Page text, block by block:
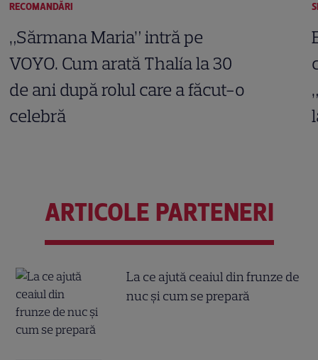
RECOMANDĂRI
„Sărmana Maria” intră pe
VOYO. Cum arată Thalía la 30
de ani după rolul care a făcut-o
celebră
ARTICOLE PARTENERI
La ce ajută ceaiul din frunze de
nuc și cum se prepară